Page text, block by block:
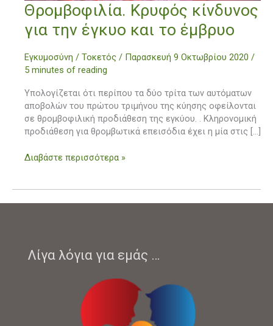
Θρομβοφιλία. Kρυφός κίνδυνος
για την έγκυο και το έμβρυο
Εγκυμοσύνη / Τοκετός / Παρασκευή 9 Οκτωβρίου 2020 /
5 minutes of reading
Υπολογίζεται ότι περίπου τα δύο τρίτα των αυτόματων
αποβολών του πρώτου τριμήνου της κύησης οφείλονται
σε θρομβοφιλική προδιάθεση της εγκύου. . Κληρονομική
προδιάθεση για θρομβωτικά επεισόδια έχει η μία στις […]
Θρομβοφιλία.
Kρυφός
κίνδυνος
την
έγκυο
το
έμβρυο
Διαβάστε περισσότερα »
Λίγα λόγια για εμάς …